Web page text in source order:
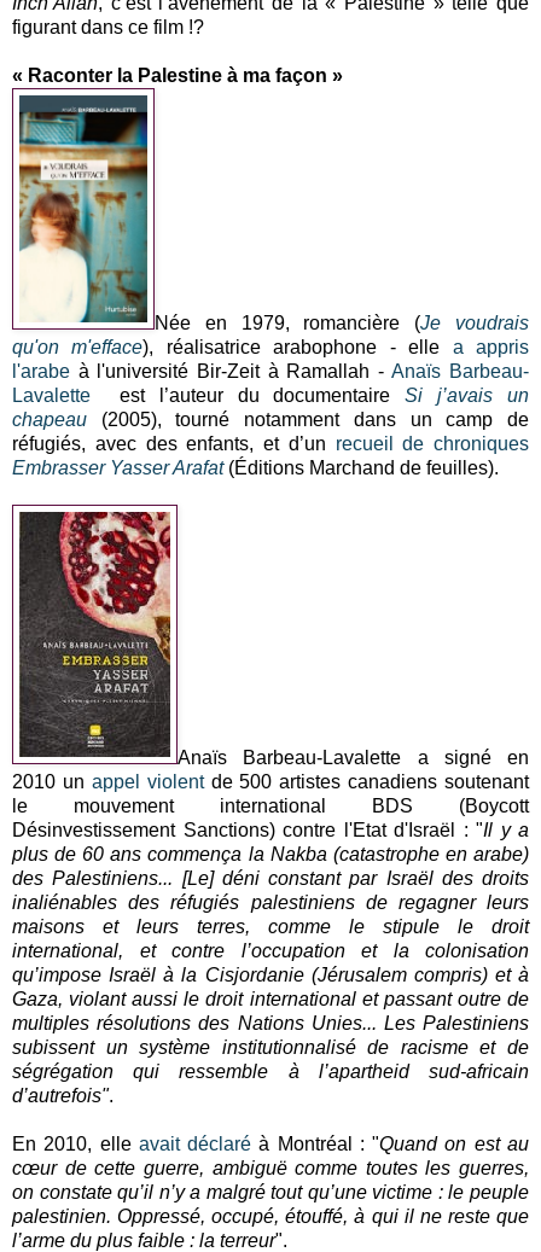
figurant dans ce film !?
« Raconter la Palestine à ma façon »
Née en 1979, romancière (Je voudrais
qu'on m'efface), réalisatrice arabophone - elle a appris
l'arabe à l'université Bir-Zeit à Ramallah -Anaïs Barbeau-
Lavalette est l’auteur du documentaireSi j’avais un
chapeau (2005), tourné notamment dans un camp de
réfugiés, avec des enfants, et d’un recueil de chroniques
Embrasser Yasser Arafat(Éditions Marchand de feuilles).
Anaïs Barbeau-Lavalette a signé en
2010 un appel violentde 500 artistes canadiens soutenant
le mouvement international BDS (Boycott
Désinvestissement Sanctions) contre l'Etat d'Israël : "Il y a
plus de 60 ans commença la Nakba (catastrophe en arabe)
des Palestiniens... [Le] déni constant par Israël des droits
inaliénables des réfugiés palestiniens de regagner leurs
maisons et leurs terres, comme le stipule le droit
international, et contre l’occupation et la colonisation
qu’impose Israël à la Cisjordanie (Jérusalem compris) et à
Gaza, violant aussi le droit international et passant outre de
multiples résolutions des Nations Unies... Les Palestiniens
subissent un système institutionnalisé de racisme et de
ségrégation qui ressemble à l’apartheid sud-africain
d’autrefois".
En 2010, elle avait déclaré à Montréal : "Quand on est au
cœur de cette guerre, ambiguë comme toutes les guerres,
on constate qu’il n’y a malgré tout qu’une victime : le peuple
palestinien. Oppressé, occupé, étouffé, à qui il ne reste que
l’arme du plus faible : la terreur".